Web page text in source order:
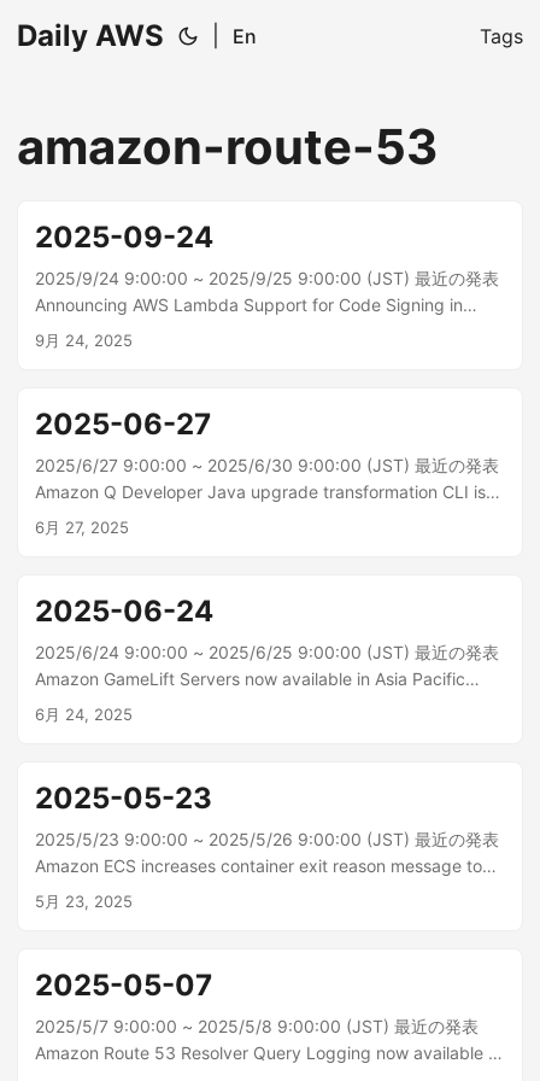
Daily AWS En Tags
amazon-route-53
2025-09-24
2025/9/24 9:00:00 ~ 2025/9/25 9:00:00 (JST) 最近の発表
Announcing AWS Lambda Support for Code Signing in
GovCloud Regions AWS Lambda では GovCloud リージョン
9月 24, 2025
2025-06-27
2025/6/27 9:00:00 ~ 2025/6/30 9:00:00 (JST) 最近の発表
Amazon Q Developer Java upgrade transformation CLI is
now generally available Amazon Q Developer Java アップ
6月 27, 2025
2025-06-24
2025/6/24 9:00:00 ~ 2025/6/25 9:00:00 (JST) 最近の発表
Amazon GameLift Servers now available in Asia Pacific
(Thailand) and Asia Pacific (Malaysia) マルチプレイヤーゲー
6月 24, 2025
2025-05-23
2025/5/23 9:00:00 ~ 2025/5/26 9:00:00 (JST) 最近の発表
Amazon ECS increases container exit reason message to
1024 characters アマゾンエラスティックコンテナサービス
5月 23, 2025
2025-05-07
2025/5/7 9:00:00 ~ 2025/5/8 9:00:00 (JST) 最近の発表
Amazon Route 53 Resolver Query Logging now available in